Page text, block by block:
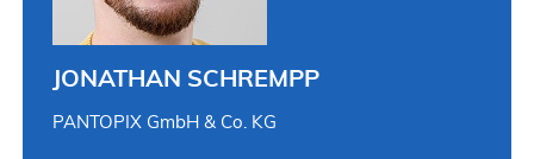
JONATHAN SCHREMPP
PANTOPIX GmbH & Co. KG